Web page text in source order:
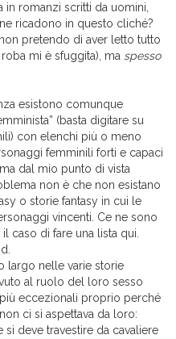
in romanzi scritti da uomini,
ricadono in questo cliché?
pretendo di aver letto tutto
mi è sfuggita), ma spesso
esistono comunque
(basta digitare su
con elenchi più o meno
femminili forti e capaci
dal mio punto di vista
non è che non esistano
o storie fantasy in cui le
vincenti. Ce ne sono
caso di fare una lista qui.
largo nelle varie storie
al ruolo del loro sesso
eccezionali proprio perché
ci si aspettava da loro:
si deve travestire da cavaliere